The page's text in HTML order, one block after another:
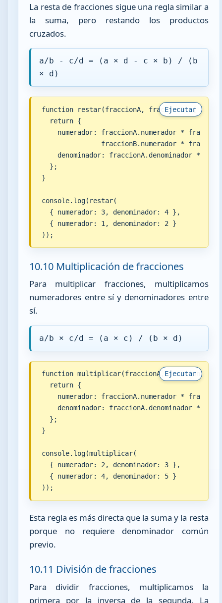
La resta de fracciones sigue una regla similar a
la suma, pero restando los productos
cruzados.
a/b - c/d = (a × d - c × b) / (b
× d)
Ejecutar
function restar(fraccionA, fraccionB) {
  return {
numerador: fraccionA.numerador *
fraccionB.numerador *
denominador: fraccionA.denominador *
  };
}
console.log(restar(
  { numerador: 3, denominador: 4 },
  { numerador: 1, denominador: 2 }
));
10.10 Multiplicación de fracciones
Para multiplicar fracciones, multiplicamos
numeradores entre sí y denominadores entre
sí.
a/b × c/d = (a × c) / (b × d)
Ejecutar
function multiplicar(fraccionA, fraccionB) {
  return {
numerador: fraccionA.numerador *
denominador: fraccionA.denominador *
  };
}
console.log(multiplicar(
  { numerador: 2, denominador: 3 },
  { numerador: 4, denominador: 5 }
));
Esta regla es más directa que la suma y la resta
porque no requiere denominador común
previo.
10.11 División de fracciones
Para dividir fracciones, multiplicamos la
primera por la inversa de la segunda. La